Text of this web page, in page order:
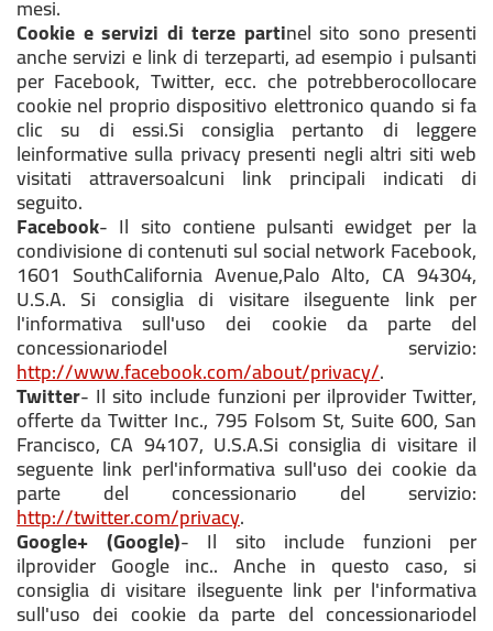
mesi.
Cookie e servizi di terze partinel sito sono presenti
anche servizi e link di terzeparti, ad esempio i pulsanti
per Facebook, Twitter, ecc. che potrebberocollocare
cookie nel proprio dispositivo elettronico quando si fa
clic su di essi.Si consiglia pertanto di leggere
leinformative sulla privacy presenti negli altri siti web
visitati attraversoalcuni link principali indicati di
seguito.
Facebook- Il sito contiene pulsanti ewidget per la
condivisione di contenuti sul social network Facebook,
1601 SouthCalifornia Avenue,Palo Alto, CA 94304,
U.S.A. Si consiglia di visitare ilseguente link per
l'informativa sull'uso dei cookie da parte del
concessionariodel servizio:
http://www.facebook.com/about/privacy/.
Twitter- Il sito include funzioni per ilprovider Twitter,
offerte da Twitter Inc., 795 Folsom St, Suite 600, San
Francisco, CA 94107, U.S.A.Si consiglia di visitare il
seguente link perl'informativa sull'uso dei cookie da
parte del concessionario del servizio:
http://twitter.com/privacy.
Google+ (Google)- Il sito include funzioni per
ilprovider Google inc.. Anche in questo caso, si
consiglia di visitare ilseguente link per l'informativa
sull'uso dei cookie da parte del concessionariodel